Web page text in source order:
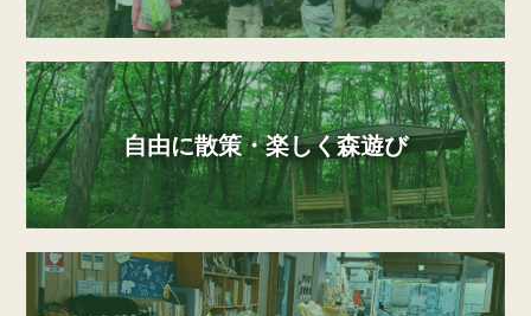
自由に散策・楽しく森遊び